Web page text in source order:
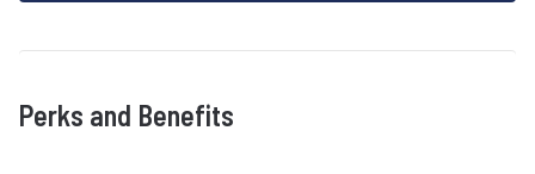
Perks and Benefits